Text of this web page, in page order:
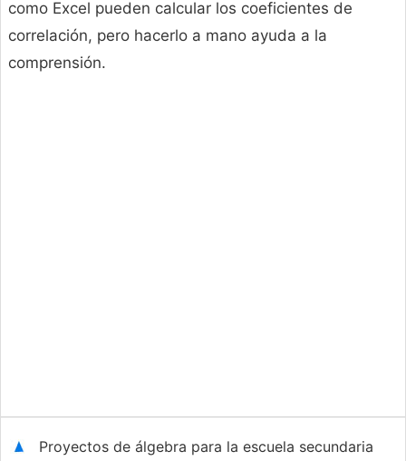
como Excel pueden calcular los coeficientes de
correlación, pero hacerlo a mano ayuda a la
comprensión.
Proyectos de álgebra para la escuela secundaria